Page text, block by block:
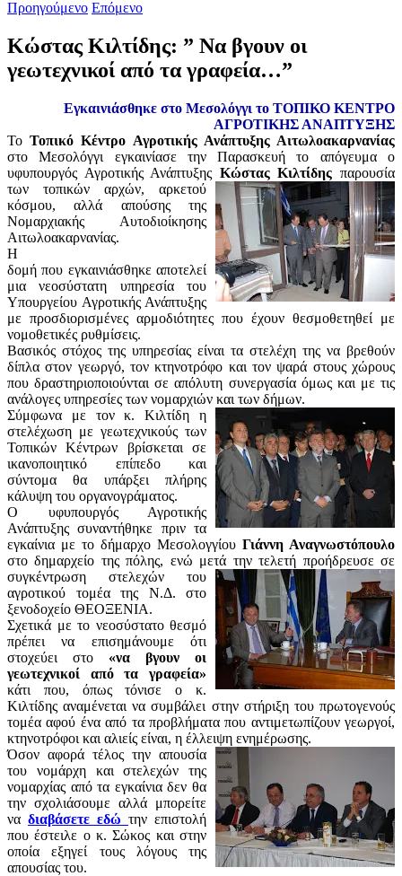
Προηγούμενο Επόμενο
Κώστας Κιλτίδης: ” Να βγουν οι
γεωτεχνικοί από τα γραφεία…”
Εγκαινιάσθηκε στο Μεσολόγγι το ΤΟΠΙΚΟ ΚΕΝΤΡΟ
ΑΓΡΟΤΙΚΗΣ ΑΝΑΠΤΥΞΗΣ
ΤοΤοπικό Κέντρο Αγροτικής Ανάπτυξης Αιτωλοακαρνανίας
στο Μεσολόγγι εγκαινίασε την Παρασκευή το απόγευμα ο
υφυπουργός Αγροτικής Ανάπτυξης ΚώσταςΚιλτίδης παρουσία
των τοπικών αρχών, αρκετού
κόσμου, αλλά απούσης της
Νομαρχιακής Αυτοδιοίκησης
Αιτωλοακαρνανίας.
Η
δομή που εγκαινιάσθηκε αποτελεί
μια νεοσύστατη υπηρεσία του
Υπουργείου Αγροτικής Ανάπτυξης
με προσδιορισμένες αρμοδιότητες που έχουν θεσμοθετηθεί με
νομοθετικές ρυθμίσεις.
Βασικός στόχος της υπηρεσίας είναι τα στελέχη της να βρεθούν
δίπλα στον γεωργό, τον κτηνοτρόφο και τον ψαρά στους χώρους
που δραστηριοποιούνται σε απόλυτη συνεργασία όμως και με τις
ανάλογες υπηρεσίες των νομαρχιών και των δήμων.
Σύμφωνα με τον κ. Κιλτίδη η
στελέχωση με γεωτεχνικούς των
Τοπικών Κέντρων βρίσκεται σε
ικανοποιητικό επίπεδο και
σύντομα θα υπάρξει πλήρης
κάλυψη του οργανογράματος.
Ο υφυπουργός Αγροτικής
Ανάπτυξης συναντήθηκε πριν τα
εγκαίνια με το δήμαρχο Μεσολογγίου Γιάννη Αναγνωστόπουλο
στο δημαρχείο της πόλης, ενώ μετά την τελετή προήδρευσε σε
συγκέντρωση στελεχών του
αγροτικού τομέα της Ν.Δ. στο
ξενοδοχείο ΘΕΟΞΕΝΙΑ.
Σχετικά με το νεοσύστατο θεσμό
πρέπει να επισημάνουμε ότι
στοχεύει στο «να βγουν οι
γεωτεχνικοί από τα γραφεία»
κάτι που, όπως τόνισε ο κ.
Κιλτίδης αναμένεται να συμβάλει στην στήριξη του πρωτογενούς
τομέα αφού ένα από τα προβλήματα που αντιμετωπίζουν γεωργοί,
κτηνοτρόφοι και αλιείς είναι, η έλλειψη ενημέρωσης.
Όσον αφορά τέλος την απουσία
του νομάρχη και στελεχών της
νομαρχίας από τα εγκαίνια δεν θα
την σχολιάσουμε αλλά μπορείτε
να διαβάσετε εδώ την επιστολή
που έστειλε ο κ. Σώκος και στην
οποία εξηγεί τους λόγους της
απουσίας του.